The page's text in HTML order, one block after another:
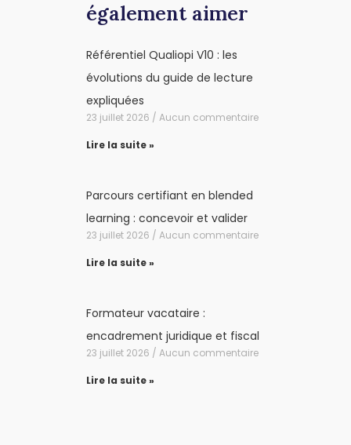
également aimer
Référentiel Qualiopi V10 : les
évolutions du guide de lecture
expliquées
23 juillet 2026 Aucun commentaire
Lire la suite »
Parcours certifiant en blended
learning : concevoir et valider
23 juillet 2026 Aucun commentaire
Lire la suite »
Formateur vacataire :
encadrement juridique et fiscal
23 juillet 2026 Aucun commentaire
Lire la suite »